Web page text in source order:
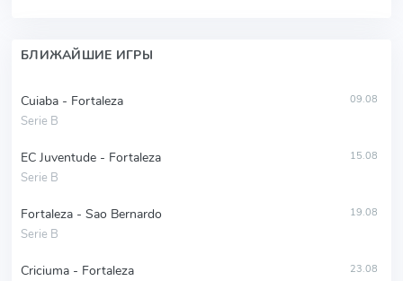
БЛИЖАЙШИЕ ИГРЫ
Cuiaba - Fortaleza
Serie B
09.08
EC Juventude - Fortaleza
Serie B
15.08
Fortaleza - Sao Bernardo
Serie B
19.08
Criciuma - Fortaleza 23.08